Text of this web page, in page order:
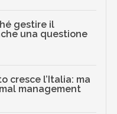
gestire il
una questione
cresce l’Italia: ma
management